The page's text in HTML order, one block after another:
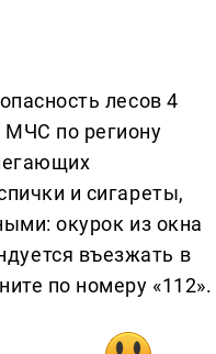
лесов 4
МЧС по региону
и сигареты,
окурок из окна
въезжать в
по номеру «112».